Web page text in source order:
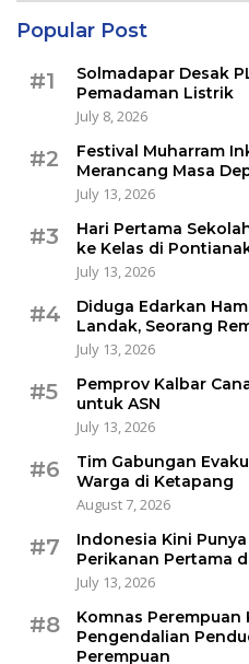
Popular Post
#1
Solmadapar Desak
Pemadaman Listrik
July 8, 2026
#2
Festival Muharram
Merancang Masa
July 13, 2026
#3
Hari Pertama
ke Kelas di
July 13, 2026
#4
Diduga Edarkan
Landak, Seorang
July 13, 2026
#5
Pemprov Kalbar
untuk ASN
July 13, 2026
#6
Tim Gabungan
Warga di Ketapang
August 7, 2026
#7
Indonesia Kini
Perikanan Pertama
July 13, 2026
#8
Komnas
Pengendalian
Perempuan